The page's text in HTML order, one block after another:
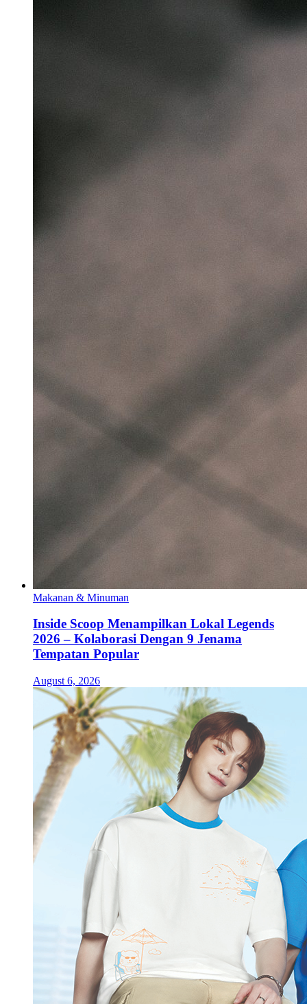
Makanan & Minuman
Inside Scoop Menampilkan Lokal Legends
2026 – Kolaborasi Dengan 9 Jenama
Tempatan Popular
August 6, 2026